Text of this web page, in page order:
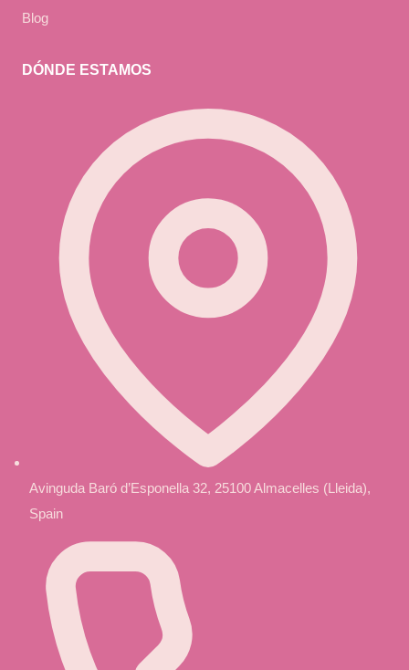
Blog
DÓNDE ESTAMOS
Avinguda Baró d’Esponella 32, 25100 Almacelles (Lleida),
Spain